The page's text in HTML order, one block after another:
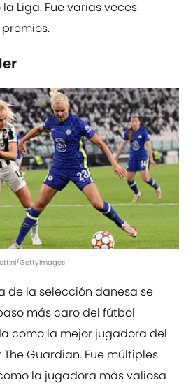
Liga. Fue varias veces
GettyImages
de la selección danesa se
más caro del fútbol
como la mejor jugadora del
Guardian. Fue múltiples
la jugadora más valiosa